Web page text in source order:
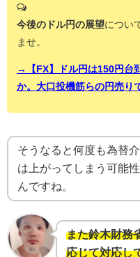
今後のドル円の展望につい
ませ。
→【FX】ドル円は150円台
か。大口投機筋らの円売り
そうなると何度も為替
は上がってしまう可能
んですね。
また鈴木財務
応じて対応し